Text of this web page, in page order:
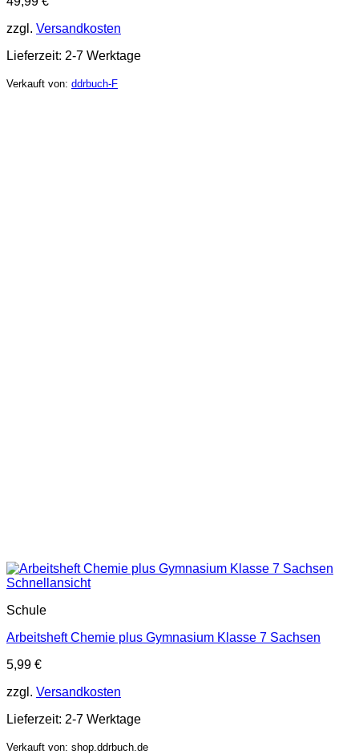
zzgl. Versandkosten
Lieferzeit: 2-7 Werktage
Verkauft von: ddrbuch-F
Schnellansicht
Schule
Arbeitsheft Chemie plus Gymnasium Klasse 7 Sachsen
5,99 €
zzgl. Versandkosten
Lieferzeit: 2-7 Werktage
Verkauft von: shop.ddrbuch.de